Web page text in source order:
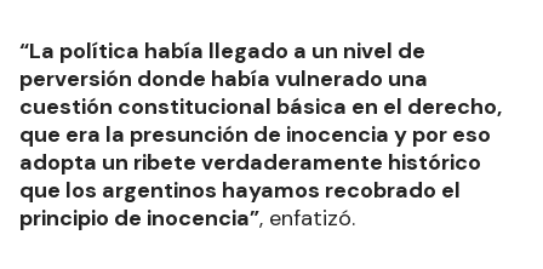
“La política había llegado a un nivel de
perversión donde había vulnerado una
cuestión constitucional básica en el derecho,
que era la presunción de inocencia y por eso
adopta un ribete verdaderamente histórico
que los argentinos hayamos recobrado el
principio de inocencia”, enfatizó.